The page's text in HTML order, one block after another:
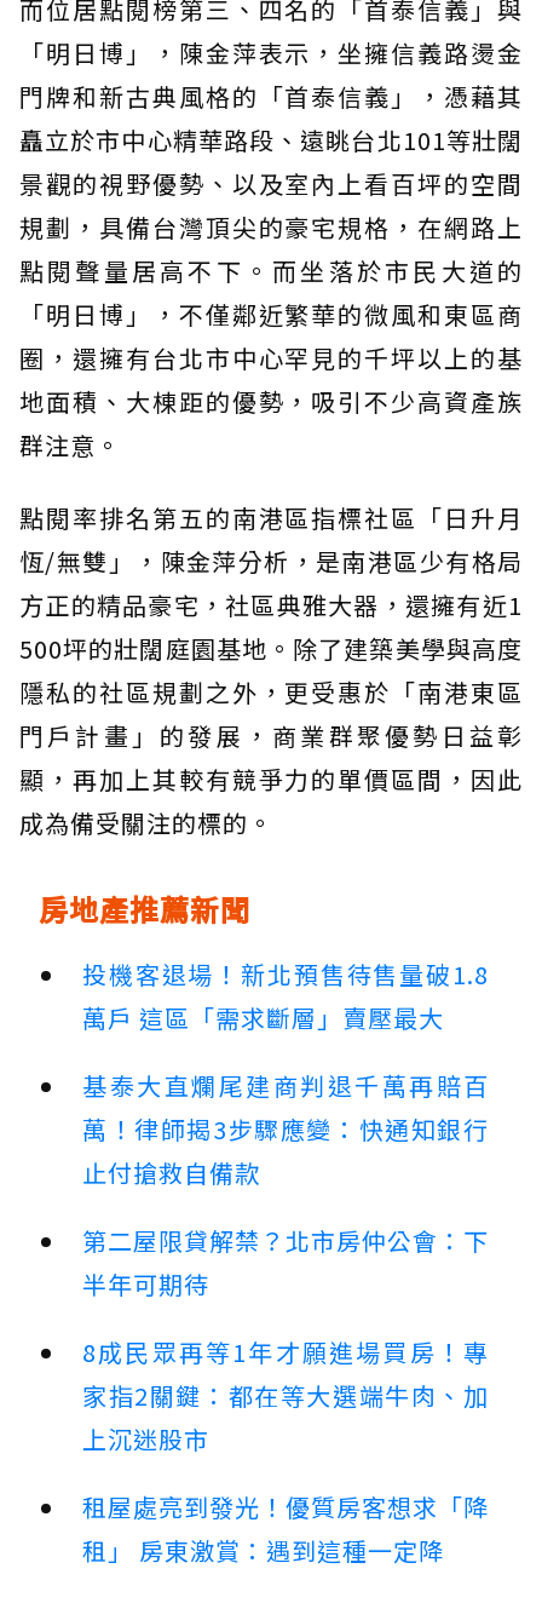
而位居點閱榜第三、四名的「首泰信義」與
「明日博」，陳金萍表示，坐擁信義路燙金
門牌和新古典風格的「首泰信義」，憑藉其
矗立於市中心精華路段、遠眺台北101等壯闊
景觀的視野優勢、以及室內上看百坪的空間
規劃，具備台灣頂尖的豪宅規格，在網路上
點閱聲量居高不下。而坐落於市民大道的
「明日博」，不僅鄰近繁華的微風和東區商
圈，還擁有台北市中心罕見的千坪以上的基
地面積、大棟距的優勢，吸引不少高資產族
群注意。
點閱率排名第五的南港區指標社區「日升月
恆/無雙」，陳金萍分析，是南港區少有格局
方正的精品豪宅，社區典雅大器，還擁有近1
500坪的壯闊庭園基地。除了建築美學與高度
隱私的社區規劃之外，更受惠於「南港東區
門戶計畫」的發展，商業群聚優勢日益彰
顯，再加上其較有競爭力的單價區間，因此
成為備受關注的標的。
房地產推薦新聞
投機客退場！新北預售待售量破1.8
萬戶 這區「需求斷層」賣壓最大
基泰大直爛尾建商判退千萬再賠百
萬！律師揭3步驟應變：快通知銀行
止付搶救自備款
第二屋限貸解禁？北市房仲公會：下
半年可期待
8成民眾再等1年才願進場買房！專
家指2關鍵：都在等大選端牛肉、加
上沉迷股市
租屋處亮到發光！優質房客想求「降
租」 房東激賞：遇到這種一定降